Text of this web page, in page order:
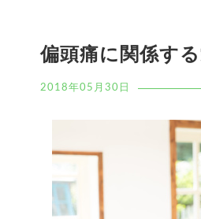
偏頭痛に関係す
2018年05月30日